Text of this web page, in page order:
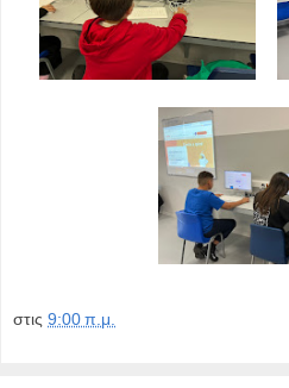
στις 9:00 π.μ.